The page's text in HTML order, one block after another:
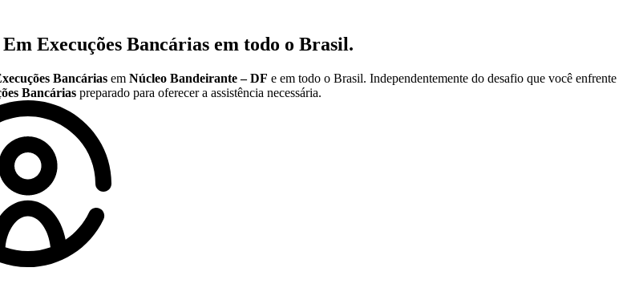
Execuções Bancárias em todo o Brasil.
Bancárias em Núcleo Bandeirante – DF e em todo o Brasil. Independentemente do desafio que você enfrente
Bancárias preparado para oferecer a assistência necessária.